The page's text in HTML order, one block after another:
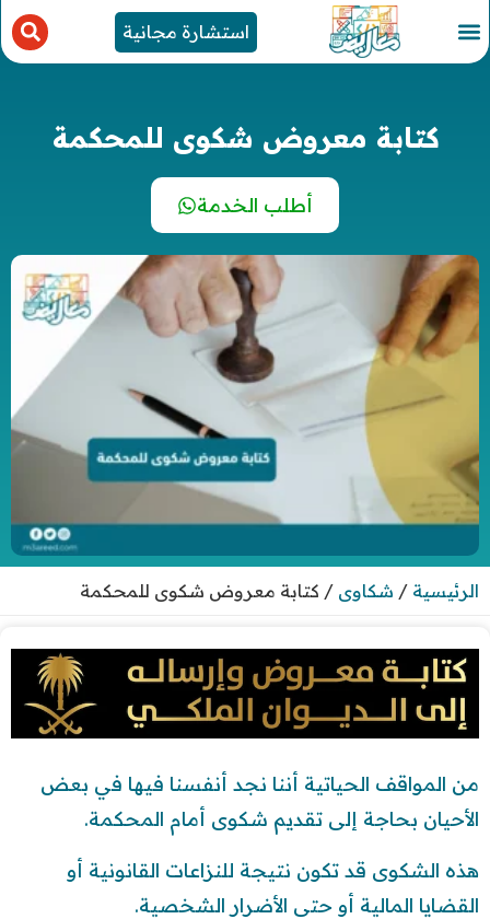
استشارة مجانية
كتابة معروض شكوى للمحكمة
أطلب الخدمة
الرئيسية / شكاوى / كتابة معروض شكوى للمحكمة
من المواقف الحياتية أننا نجد أنفسنا فيها في بعض
الأحيان بحاجة إلى تقديم شكوى أمام المحكمة.
هذه الشكوى قد تكون نتيجة للنزاعات القانونية أو
القضايا المالية أو حتى الأضرار الشخصية.